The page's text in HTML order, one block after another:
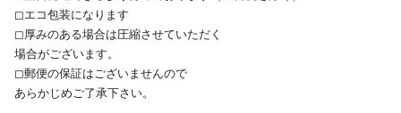
◻︎エコ包装になります
◻︎厚みのある場合は圧縮させていただく
場合がございます。
◻︎郵便の保証はございませんので
あらかじめご了承下さい。